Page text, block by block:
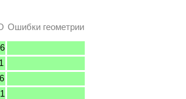
Ошибки геометрии